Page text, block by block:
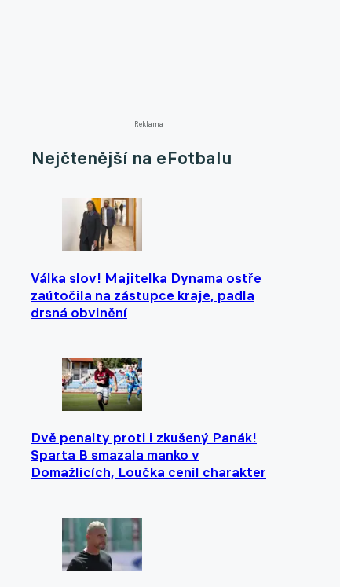
Reklama
Nejčtenější na eFotbalu
Válka slov! Majitelka Dynama ostře
zaútočila na zástupce kraje, padla
drsná obvinění
Dvě penalty proti i zkušený Panák!
Sparta B smazala manko v
Domažlicích, Loučka cenil charakter